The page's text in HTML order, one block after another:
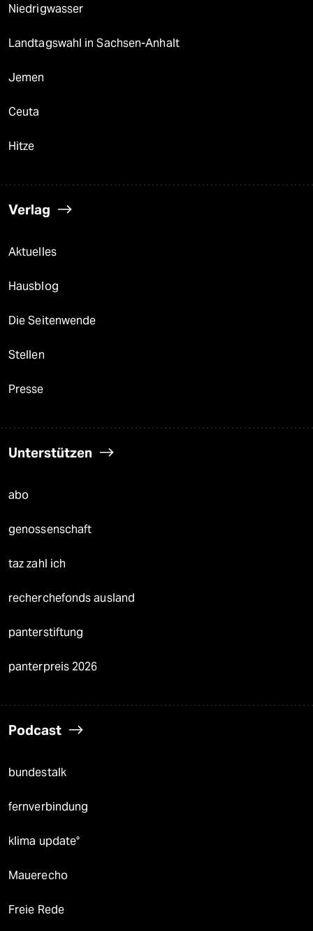
Niedrigwasser
Landtagswahl in Sachsen-Anhalt
Jemen
Ceuta
Hitze
Verlag
Aktuelles
Hausblog
Die Seitenwende
Stellen
Presse
Unterstützen
abo
genossenschaft
taz zahl ich
recherchefonds ausland
panterstiftung
panterpreis 2026
Podcast
bundestalk
fernverbindung
klima update°
Mauerecho
Freie Rede